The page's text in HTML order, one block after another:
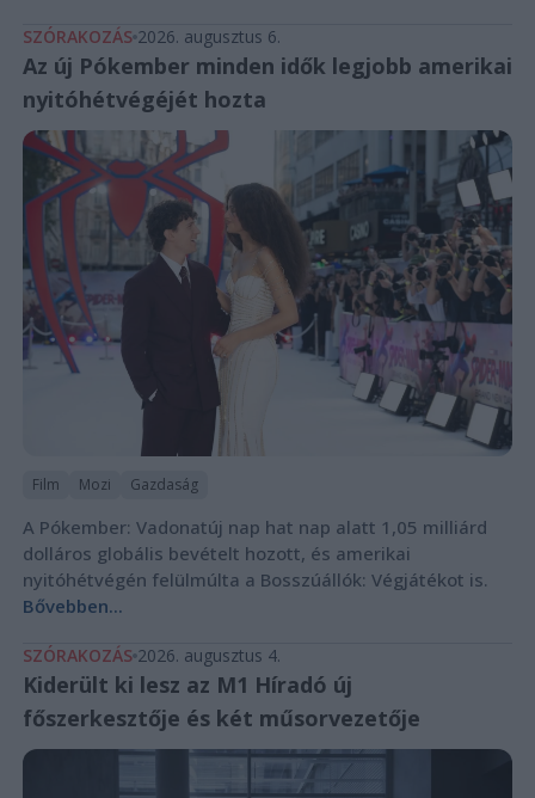
SZÓRAKOZÁS 2026. augusztus 6.
Az új Pókember minden idők legjobb amerikai
nyitóhétvégéjét hozta
Film Mozi Gazdaság
A Pókember: Vadonatúj nap hat nap alatt 1,05 milliárd
dolláros globális bevételt hozott, és amerikai
nyitóhétvégén felülmúlta a Bosszúállók: Végjátékot is.
Bővebben...
SZÓRAKOZÁS 2026. augusztus 4.
Kiderült ki lesz az M1 Híradó új
főszerkesztője és két műsorvezetője